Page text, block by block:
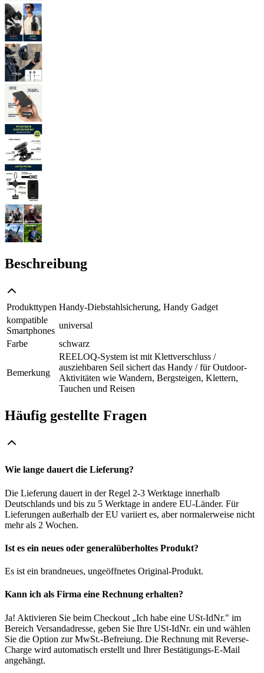
Beschreibung
Produkttypen Handy-Diebstahlsicherung, Handy Gadget
kompatible
Smartphones
universal
Farbe
schwarz
Bemerkung
REELOQ-System ist mit Klettverschluss /
ausziehbaren Seil sichert das Handy / für Outdoor-
Aktivitäten wie Wandern, Bergsteigen, Klettern,
Tauchen und Reisen
Häufig gestellte Fragen
Wie lange dauert die Lieferung?
Die Lieferung dauert in der Regel 2-3 Werktage innerhalb
Deutschlands und bis zu 5 Werktage in andere EU-Länder. Für
Lieferungen außerhalb der EU variiert es, aber normalerweise nicht
mehr als 2 Wochen.
Ist es ein neues oder generalüberholtes Produkt?
Es ist ein brandneues, ungeöffnetes Original-Produkt.
Kann ich als Firma eine Rechnung erhalten?
Ja! Aktivieren Sie beim Checkout „Ich habe eine USt-IdNr." im
Bereich Versandadresse, geben Sie Ihre USt-IdNr. ein und wählen
Sie die Option zur MwSt.-Befreiung. Die Rechnung mit Reverse-
Charge wird automatisch erstellt und Ihrer Bestätigungs-E-Mail
angehängt.